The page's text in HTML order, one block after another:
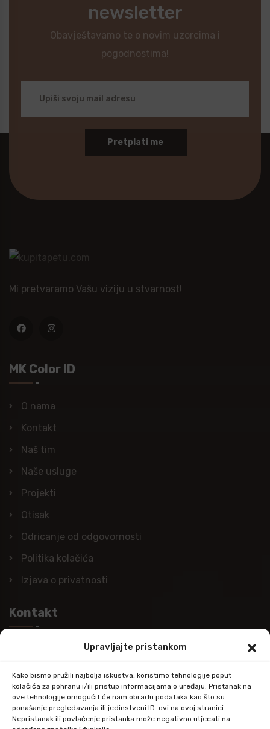
Upravljajte pristankom
Kako bismo pružili najbolja iskustva, koristimo tehnologije poput
kolačića za pohranu i/ili pristup informacijama o uređaju. Pristanak na
ove tehnologije omogućit će nam obradu podataka kao što su
ponašanje pregledavanja ili jedinstveni ID-ovi na ovoj stranici.
Nepristanak ili povlačenje pristanka može negativno utjecati na
newsletter
Obavještavamo te o novim uzorcima i
pogodnostima!
Pretplati me
Mi pretvaramo Vašu viziju u stvarnost!
MK Color ID
O nama
Kontakt
Naš tim
Naše usluge
Projekti
Otisak
Odricanje od odgovornosti
Politika kolačića
Izjava o privatnosti
Kontakt
Nazovite nas
Pošaljite e-mail
info@kupitapetu.com